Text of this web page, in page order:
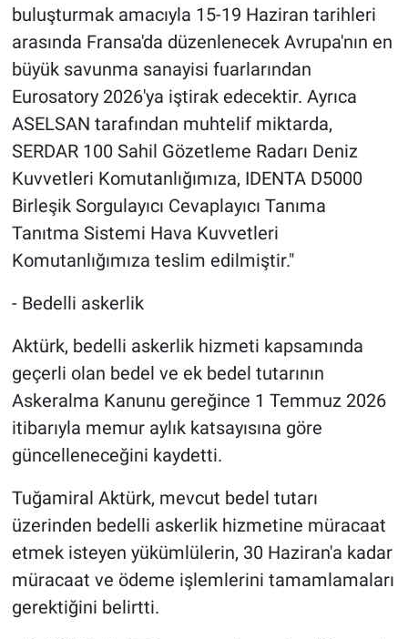
buluşturmak amacıyla 15-19 Haziran tarihleri
arasında Fransa'da düzenlenecek Avrupa'nın en
büyük savunma sanayisi fuarlarından
Eurosatory 2026'ya iştirak edecektir. Ayrıca
ASELSAN tarafından muhtelif miktarda,
SERDAR 100 Sahil Gözetleme Radarı Deniz
Kuvvetleri Komutanlığımıza, IDENTA D5000
Birleşik Sorgulayıcı Cevaplayıcı Tanıma
Tanıtma Sistemi Hava Kuvvetleri
Komutanlığımıza teslim edilmiştir."
- Bedelli askerlik
Aktürk, bedelli askerlik hizmeti kapsamında
geçerli olan bedel ve ek bedel tutarının
Askeralma Kanunu gereğince 1 Temmuz 2026
itibarıyla memur aylık katsayısına göre
güncelleneceğini kaydetti.
Tuğamiral Aktürk, mevcut bedel tutarı
üzerinden bedelli askerlik hizmetine müracaat
etmek isteyen yükümlülerin, 30 Haziran'a kadar
müracaat ve ödeme işlemlerini tamamlamaları
gerektiğini belirtti.